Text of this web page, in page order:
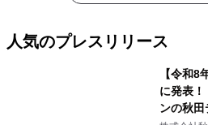
人気のプレスリリース
【令和8
に発表！
ンの秋